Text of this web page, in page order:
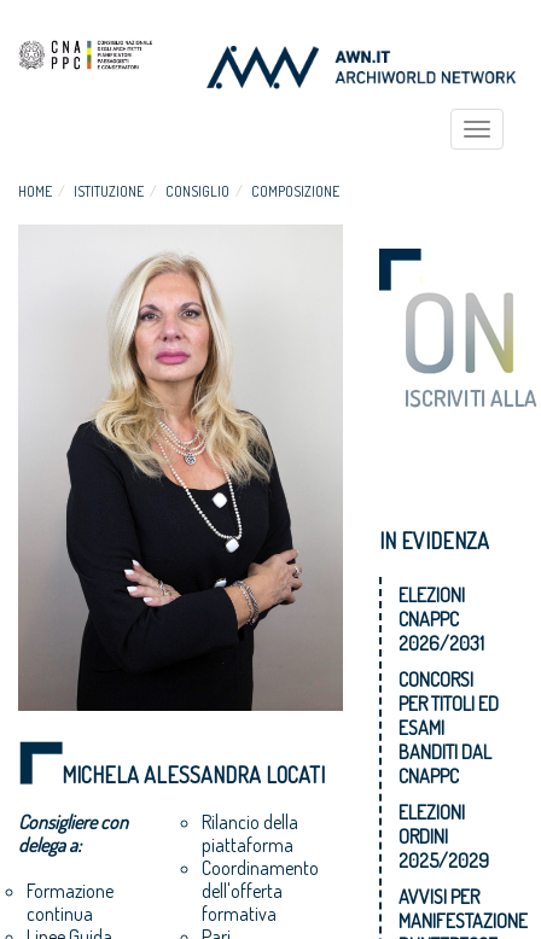
Toggle
HOME ISTITUZIONE CONSIGLIO COMPOSIZIONE
MICHELA ALESSANDRA LOCATI
Consigliere con
delega a:
Formazione
continua
Rilancio della
piattaforma
Coordinamento
dell'offerta
formativa
IN EVIDENZA
ELEZIONI
CNAPPC
2026/2031
CONCORSI
PER TITOLI ED
ESAMI
BANDITI DAL
CNAPPC
ELEZIONI
ORDINI
2025/2029
AVVISI PER
MANIFESTAZIONE